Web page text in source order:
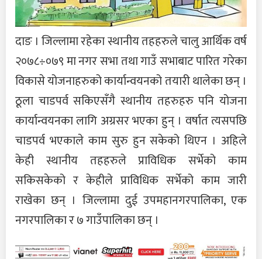
दाङ । जिल्लामा रहेका स्थानीय तहहरुले चालु आर्थिक वर्ष
२०७८÷०७९ मा नगर सभा तथा गाउँ सभाबाट पारित गरेका
विकासे योजनाहरुको कार्यान्वयनको तयारी थालेका छन् ।
ठूला चाडपर्व सकिएसँगै स्थानीय तहरुहरु पनि योजना
कार्यान्वयनका लागि अग्रसर भएका हुन् । वर्षात त्यसपछि
चाडपर्व भएकाले काम सुरु हुन सकेको थिएन । अहिले
केही स्थानीय तहहरुले प्राविधिक सर्भेको काम
सकिसकेको र केहीले प्राविधिक सर्भेको काम जारी
राखेका छन् । जिल्लामा दुई उपमहानगरपालिका, एक
नगरपालिका र ७ गाउँपालिका छन् ।